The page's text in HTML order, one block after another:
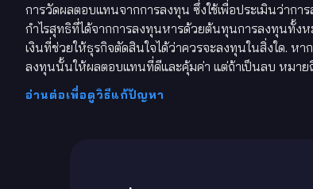
การวัดผลตอบแทนจากการลงทุน ซึ่งใช้เพื่อประเมินว่าก
กำไรสุทธิที่ได้จากการลงทุนหารด้วยต้นทุนการลงทุนทั้ง
เงินที่ช่วยให้ธุรกิจตัดสินใจได้ว่าควรจะลงทุนในสิ่งใด. ห
ลงทุนนั้นให้ผลตอบแทนที่ดีและคุ้มค่า แต่ถ้าเป็นลบ หมาย
อ่านต่อเพื่อดูวิธีแก้ปัญหา